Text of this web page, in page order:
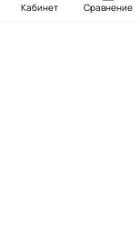
Кабинет Сравнение